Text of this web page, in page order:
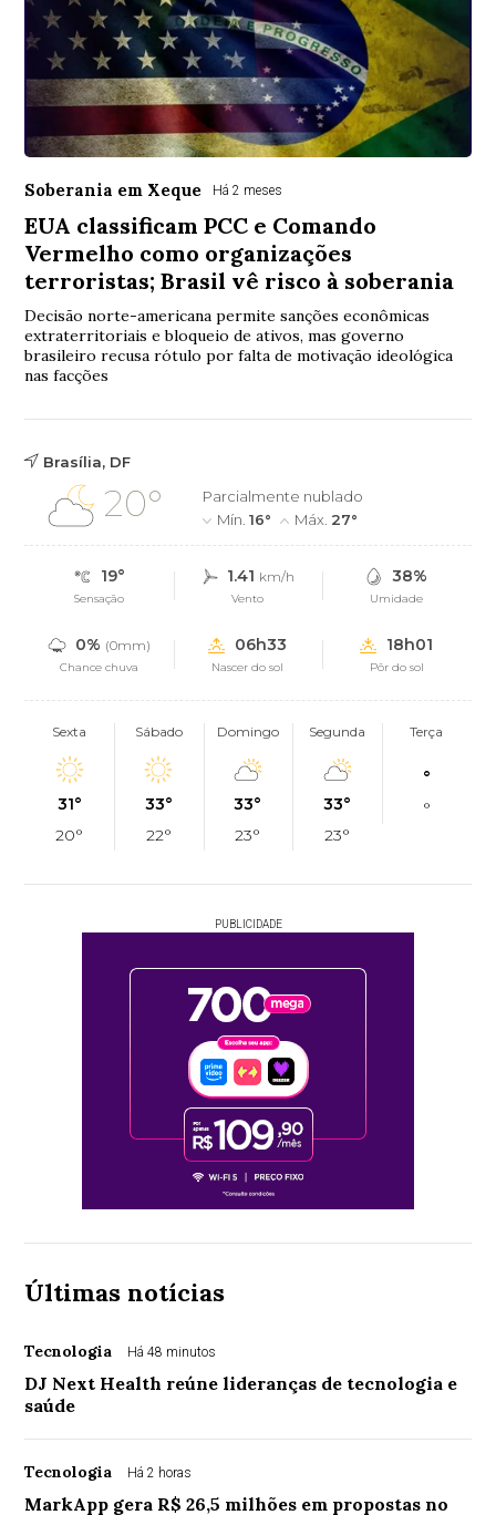
Soberania em Xeque Há 2 meses
EUA classificam PCC e Comando
Vermelho como organizações
terroristas; Brasil vê risco à soberania
Decisão norte-americana permite sanções econômicas
extraterritoriais e bloqueio de ativos, mas governo
brasileiro recusa rótulo por falta de motivação ideológica
nas facções
Brasília, DF
20°
Parcialmente nublado
Mín.16° Máx. 27°
19°
Sensação
1.41 km/h
Vento
38%
Umidade
0% (0mm)
Chance chuva
06h33
Nascer do sol
18h01
Pôr do sol
Sexta
31°
20°
Sábado
33°
22°
Domingo
33°
23°
Segunda
33°
23°
Terça
°
°
PUBLICIDADE
Últimas notícias
Tecnologia Há 48 minutos
DJ Next Health reúne lideranças de tecnologia e
saúde
Tecnologia Há 2 horas
MarkApp gera R$ 26,5 milhões em propostas no